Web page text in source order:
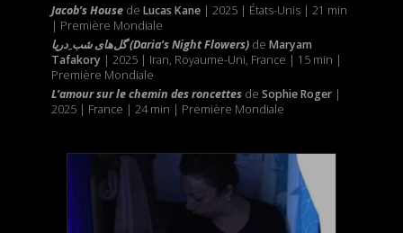
Jacob’s Housede Lucas Kane| 2025 | États-Unis | 21 min
| Première Mondiale
گل‌های شب ِدریا (Daria’s Night Flowers)de Maryam
Tafakory| 2025 | Iran, Royaume-Uni, France | 15 min |
Première Mondiale
L’amour sur le chemin des roncettesde Sophie Roger|
2025 | France | 24 min | Première Mondiale